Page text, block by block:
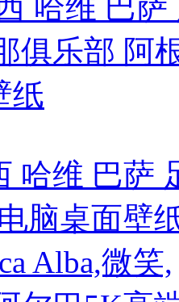
哈维 巴萨
脑桌面壁